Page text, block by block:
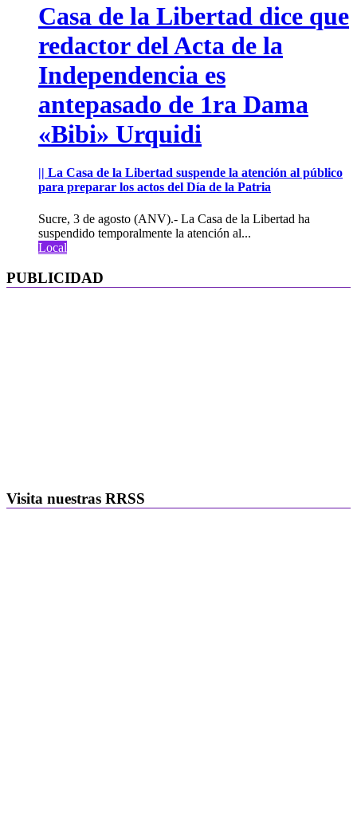
Casa de la Libertad dice que
redactor del Acta de la
Independencia es
antepasado de 1ra Dama
«Bibi» Urquidi
|| La Casa de la Libertad suspende la atención al público
para preparar los actos del Día de la Patria
Sucre, 3 de agosto (ANV).- La Casa de la Libertad ha
suspendido temporalmente la atención al...
Local
PUBLICIDAD
Visita nuestras RRSS